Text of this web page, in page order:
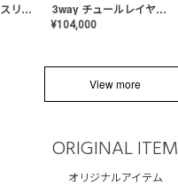
2way ソフトパフスリーブ スレンダードレス〈PD-WDOR-2112〉 3way チュールレイヤーオフショルダー スレンダードレス〈PD-WDOR-2111〉
¥104,000
View more
ORIGINAL ITEM
オリジナルアイテム